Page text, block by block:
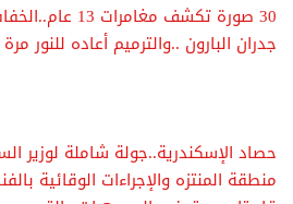
30 صورة تكشف
جدران البارون ..والترميم أعاده للنور
حصاد الإسكندرية..جولة شاملة لوزير
منطقة المنتزه والإجراءات الوقائية